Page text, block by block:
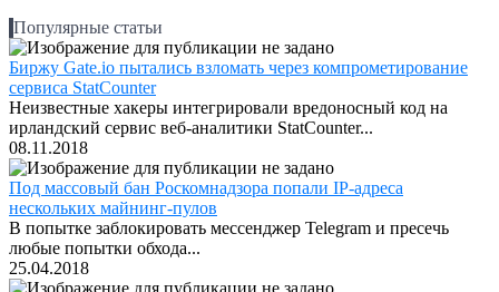
Популярные статьи
Биржу Gate.io пытались взломать через компрометирование
сервиса StatCounter
Неизвестные хакеры интегрировали вредоносный код на
ирландский сервис веб-аналитики StatCounter...
08.11.2018
Под массовый бан Роскомнадзора попали IP-адреса
нескольких майнинг-пулов
В попытке заблокировать мессенджер Telegram и пресечь
любые попытки обхода...
25.04.2018